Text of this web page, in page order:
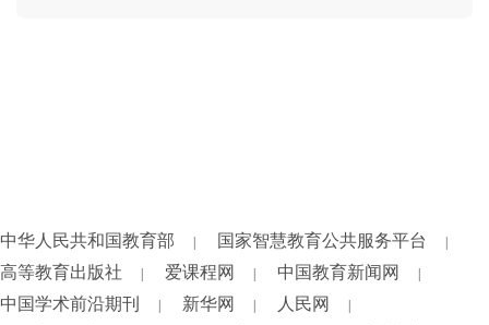
中华人民共和国教育部 国家智慧教育公共服务平台
高等教育出版社 爱课程网 中国教育新闻网
中国学术前沿期刊 新华网 人民网